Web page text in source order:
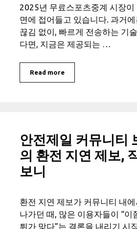
2025년 무료스포츠중계 시장이
면에 접어들고 있습니다. 과거
끊김 없이, 빠르게 전송하는 기
다면, 지금은 제공되는 …
Read more
안전제일 커뮤니티
의 환전 지연 제보,
보니
환전 지연 제보가 커뮤니티 내
나가던 때, 많은 이용자들이 “이
튀가 맞다”는 결론을 내리기 시